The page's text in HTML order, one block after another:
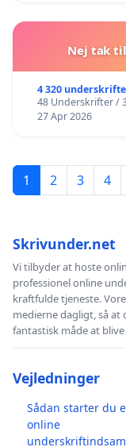
Nej tak
4 320
48 Underskrifter /
27 Apr 2026
1 2 3 4
Skrivunder.net
Vi tilbyder at hoste
professionel online
kraftfulde tjeneste.
medierne dagligt, så
fantastisk måde at
Vejledninger
Sådan starter du
online